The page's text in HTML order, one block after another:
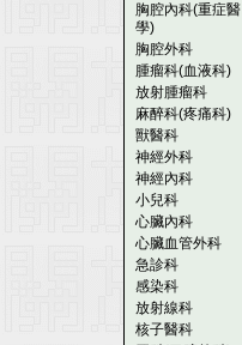
胸腔內科(重症醫
學)
胸腔外科
腫瘤科(血液科)
放射腫瘤科
麻醉科(疼痛科)
獸醫科
神經外科
神經內科
小兒科
心臟內科
心臟血管外科
急診科
感染科
放射線科
核子醫科